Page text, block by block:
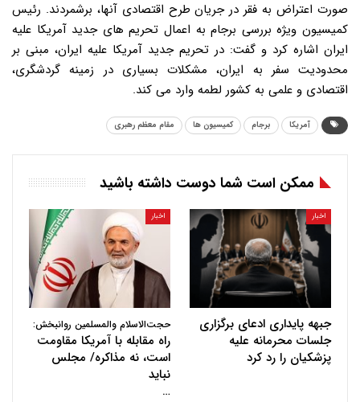
صورت اعتراض به فقر در جریان طرح اقتصادی آنها، برشمردند. رئیس
کمیسیون ویژه بررسی برجام به اعمال تحریم های جدید آمریکا علیه
ایران اشاره کرد و گفت: در تحریم جدید آمریکا علیه ایران، مبنی بر
محدودیت سفر به ایران، مشکلات بسیاری در زمینه گردشگری،
اقتصادی و علمی به کشور لطمه وارد می کند.
آمریکا برجام کمیسیون ها مقام معظم رهبری
ممکن است شما دوست داشته باشید
اخبار
جبهه پایداری ادعای برگزاری
جلسات محرمانه علیه
پزشکیان را رد کرد
اخبار
حجت‌الاسلام والمسلمین روانبخش:
راه مقابله با آمریکا مقاومت
است، نه مذاکره/ مجلس
نباید
…